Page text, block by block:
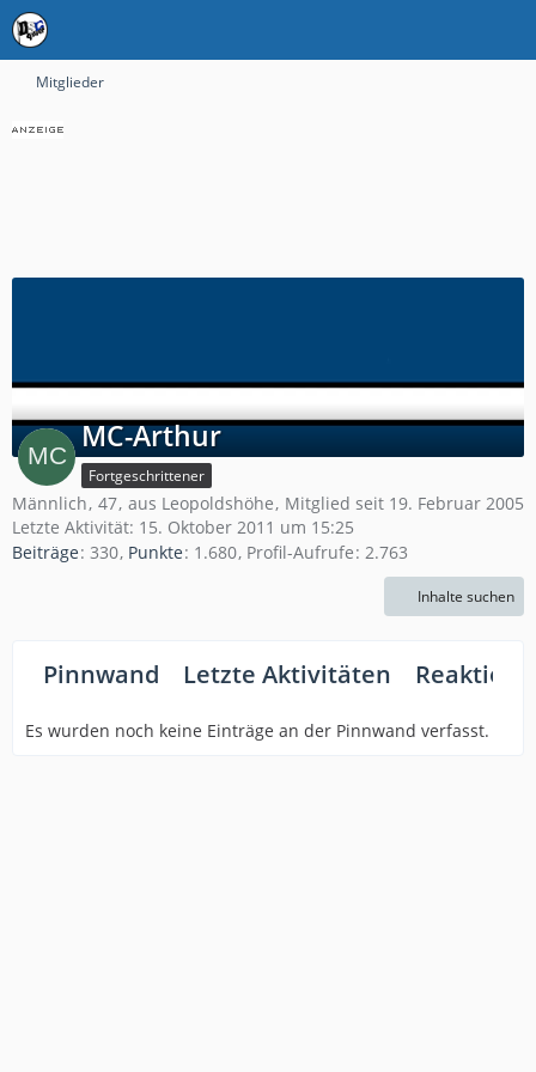
Mitglieder
MC-Arthur
Fortgeschrittener
Männlich 47 aus Leopoldshöhe Mitglied seit 19. Februar 2005
Letzte Aktivität: 15. Oktober 2011 um 15:25
Beiträge 330 Punkte 1.680 Profil-Aufrufe 2.763
Inhalte suchen
Pinnwand Letzte Aktivitäten
Es wurden noch keine Einträge an der Pinnwand verfasst.